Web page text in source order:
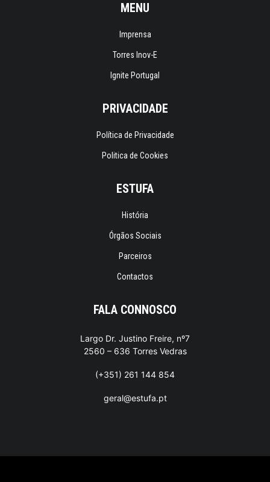
MENU
Imprensa
Torres Inov-E
Ignite Portugal
PRIVACIDADE
Política de Privacidade
Politica de Cookies
ESTUFA
História
Órgãos Sociais
Parceiros
Contactos
FALA CONNOSCO
Largo Dr. Justino Freire, nº7
2560 – 636 Torres Vedras
(+351) 261 144 854
geral@estufa.pt